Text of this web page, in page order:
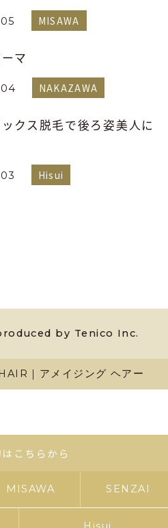
MISAWA
マ
NAKAZAWA
クス脱毛で後ろ姿美人に
Hisui
by Tenico Inc.
｜アメイジング ヘアー
こちらから
MISAWA SENZAI